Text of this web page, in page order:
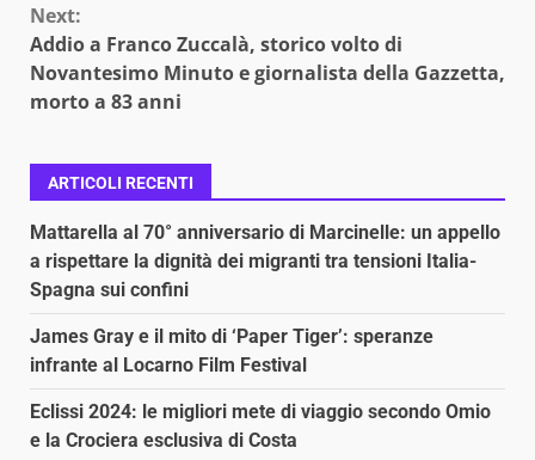
Next:
Addio a Franco Zuccalà, storico volto di
Novantesimo Minuto e giornalista della Gazzetta,
morto a 83 anni
ARTICOLI RECENTI
Mattarella al 70° anniversario di Marcinelle: un appello
a rispettare la dignità dei migranti tra tensioni Italia-
Spagna sui confini
James Gray e il mito di ‘Paper Tiger’: speranze
infrante al Locarno Film Festival
Eclissi 2024: le migliori mete di viaggio secondo Omio
e la Crociera esclusiva di Costa